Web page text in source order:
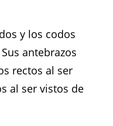
y los codos
antebrazos
rectos al ser
al ser vistos de